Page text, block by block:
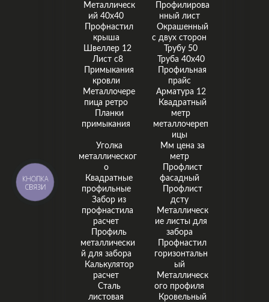
Металлическ
ий 40х40
Профнастил
крыша
Швеллер 12
Лист с8
Примыкания
кровли
Металлочере
пица ретро
Планки
примыкания
Профилирова
нный лист
Окрашенный
с двух сторон
Трубу 50
Труба 40x40
Профильная
прайс
Арматура 12
Квадратный
метр
металлочереп
ицы
Уголка
металлическог
о
Квадратные
профильные
Забор из
профнастила
расчет
Профиль
металлически
й для забора
Калькулятор
расчет
Сталь
листовая
Мм цена за
метр
Профлист
фасадный
Профлист
дсту
Металлическ
ие листы для
забора
Профнастил
горизонтальн
ый
Металлическ
ого профиля
Кровельный
КНОПКА
СВЯЗИ